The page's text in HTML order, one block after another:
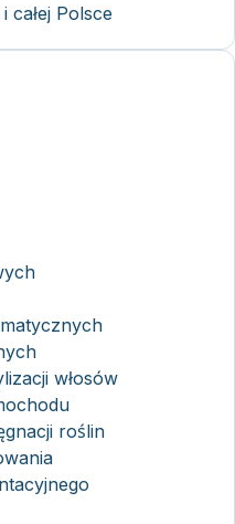
całej Polsce
włosów
roślin